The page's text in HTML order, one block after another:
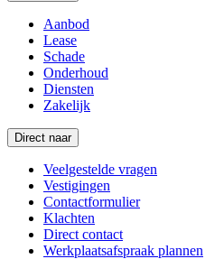
Aanbod
Lease
Schade
Onderhoud
Diensten
Zakelijk
Direct naar
Veelgestelde vragen
Vestigingen
Contactformulier
Klachten
Direct contact
Werkplaatsafspraak plannen